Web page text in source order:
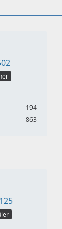
194
863